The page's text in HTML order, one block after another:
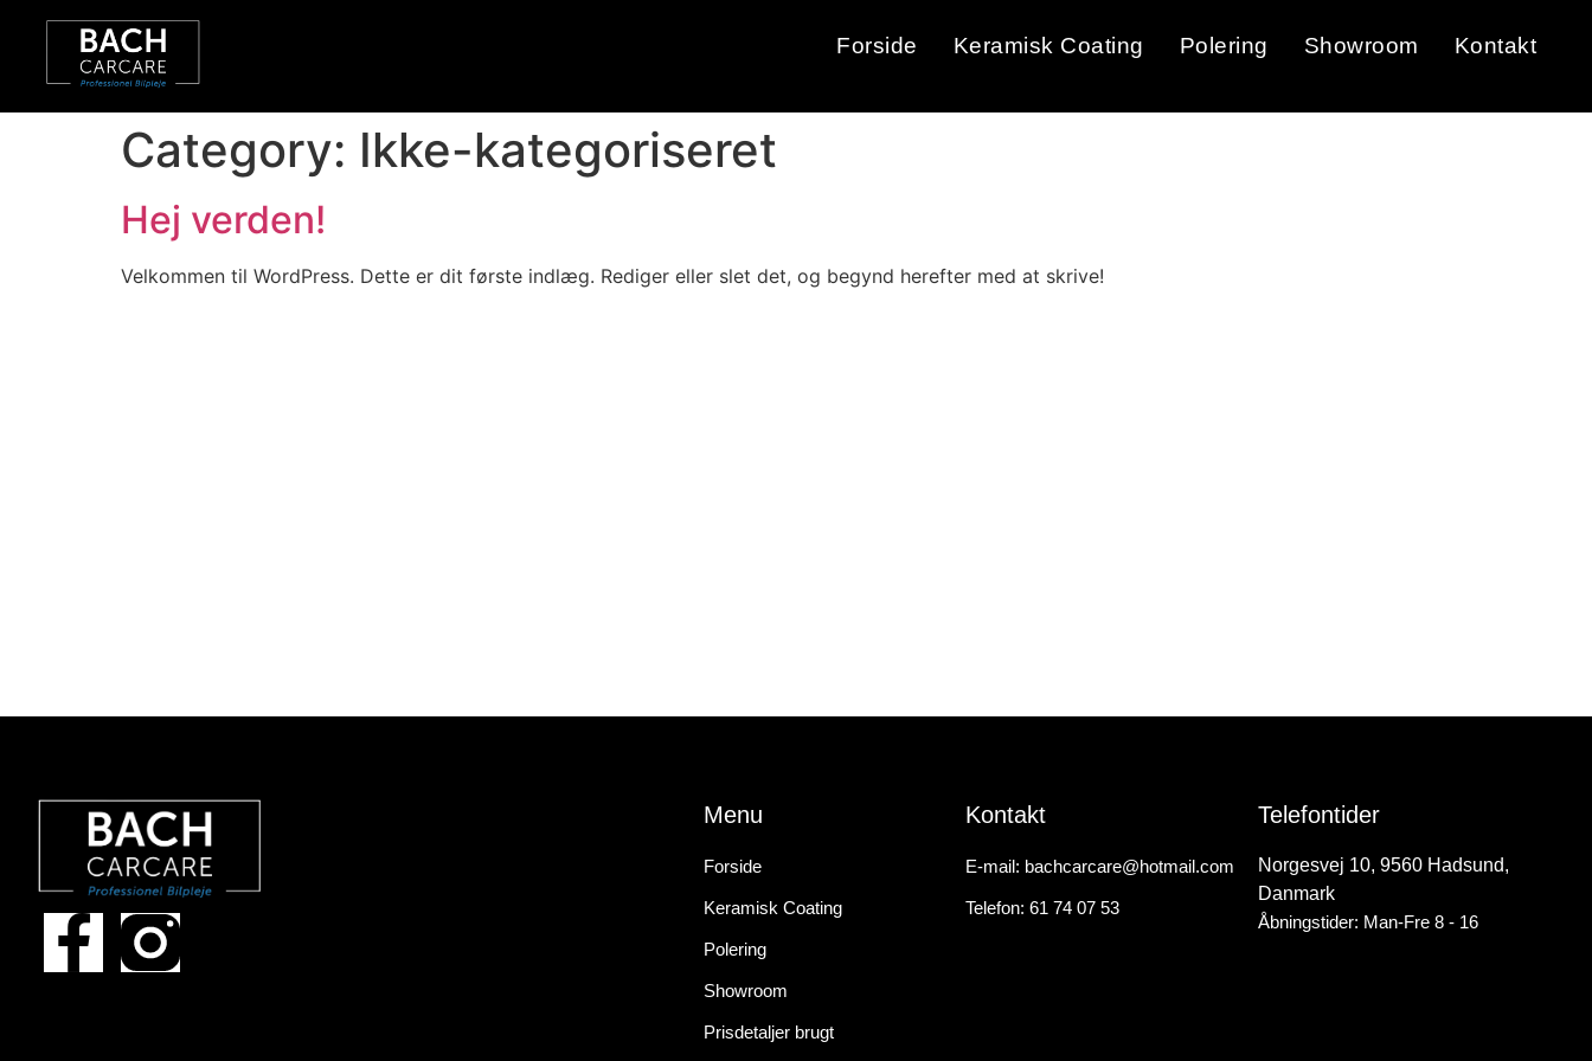
Forside Keramisk Coating Polering Showroom Kontakt
Category: Ikke-kategoriseret
Hej verden!
Velkommen til WordPress. Dette er dit første indlæg. Rediger eller slet det, og begynd herefter med at skrive!
Menu
Forside
Keramisk Coating
Polering
Showroom
Prisdetaljer brugt
Kontakt
E-mail: bachcarcare@hotmail.com
Telefon: 61 74 07 53
Telefontider
Norgesvej 10, 9560 Hadsund,
Danmark
Åbningstider: Man-Fre 8 - 16